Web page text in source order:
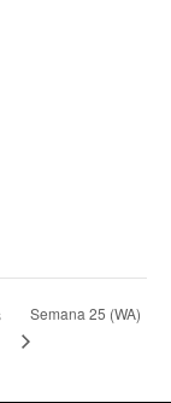
Semana 25 (WA)